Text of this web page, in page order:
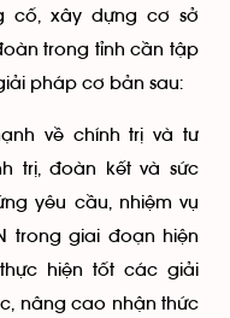
cố, xây dựng cơ sở
trong tỉnh cần tập
pháp cơ bản sau:
về chính trị và tư
trị, đoàn kết và sức
yêu cầu, nhiệm vụ
trong giai đoạn hiện
hiện tốt các giải
nâng cao nhận thức